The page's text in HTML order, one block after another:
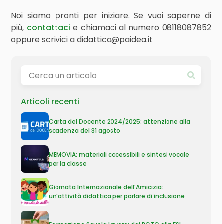
Noi siamo pronti per iniziare. Se vuoi saperne di
più, contattaci e chiamaci al numero 08118087852
oppure scrivici a didattica@paidea.it
Articoli recenti
Carta del Docente 2024/2025: attenzione alla
scadenza del 31 agosto
MEMOVIA: materiali accessibili e sintesi vocale
per la classe
Giornata Internazionale dell’Amicizia:
un’attività didattica per parlare di inclusione